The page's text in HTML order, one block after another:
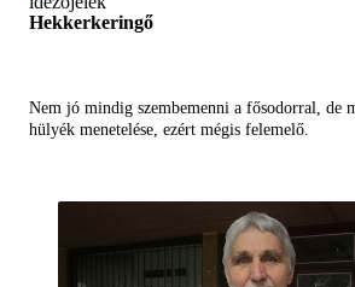
Hekkerkeringő
Nem jó mindig szembemenni a fősodorral, de
hülyék menetelése, ezért mégis felemelő.